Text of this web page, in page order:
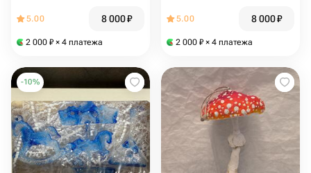
5.00 8 000₽
2 000 ₽ × 4 платежа
5.00 8 000₽
2 000 ₽ × 4 платежа
-10%